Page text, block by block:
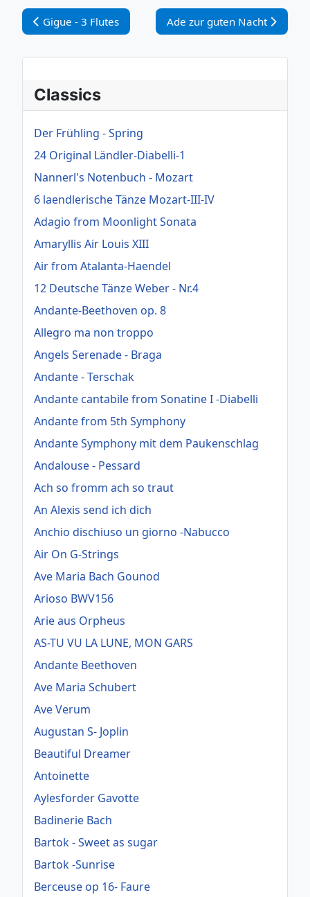
Vorheriger Beitrag: Gigue - 3 Flutes
Gigue - 3 Flutes Nächster Beitrag: Ade zur
Ade zur guten Nacht
Classics
Der Frühling - Spring
24 Original Ländler-Diabelli-1
Nannerl's Notenbuch - Mozart
6 laendlerische Tänze Mozart-III-IV
Adagio from Moonlight Sonata
Amaryllis Air Louis XIII
Air from Atalanta-Haendel
12 Deutsche Tänze Weber - Nr.4
Andante-Beethoven op. 8
Allegro ma non troppo
Angels Serenade - Braga
Andante - Terschak
Andante cantabile from Sonatine I -Diabelli
Andante from 5th Symphony
Andante Symphony mit dem Paukenschlag
Andalouse - Pessard
Ach so fromm ach so traut
An Alexis send ich dich
Anchio dischiuso un giorno -Nabucco
Air On G-Strings
Ave Maria Bach Gounod
Arioso BWV156
Arie aus Orpheus
AS-TU VU LA LUNE, MON GARS
Andante Beethoven
Ave Maria Schubert
Ave Verum
Augustan S- Joplin
Beautiful Dreamer
Antoinette
Aylesforder Gavotte
Badinerie Bach
Bartok - Sweet as sugar
Bartok -Sunrise
Berceuse op 16- Faure